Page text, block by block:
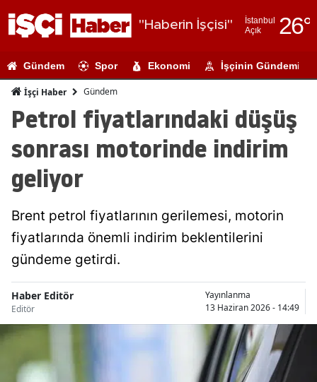
"Haberin İşçisi"
İstanbul
Açık
26°
Adıyaman
Ağrı
Amasya
Antalya
Artvin
Balıkesir
Bilecik
Bingöl
Gündem Spor Ekonomi İşçinin Gündemi
İşçi Haber Gündem
Petrol fiyatlarındaki düşüş
sonrası motorinde indirim
geliyor
Brent petrol fiyatlarının gerilemesi, motorin
fiyatlarında önemli indirim beklentilerini
gündeme getirdi.
Haber Editör
Editör
Yayınlanma
13 Haziran 2026 - 14:49